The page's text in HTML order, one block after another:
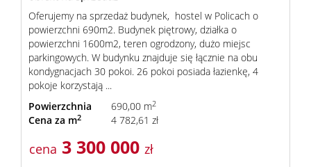
Oferujemy na sprzedaż budynek, hostel w Policach o
powierzchni 690m2. Budynek piętrowy, działka o
powierzchni 1600m2, teren ogrodzony, dużo miejsc
parkingowych. W budynku znajduje się łącznie na obu
kondygnacjach 30 pokoi. 26 pokoi posiada łazienkę, 4
pokoje korzystają ...
Powierzchnia
690,00 m2
Cena za m2 4 782,61 zł
cena 3 300 000 zł